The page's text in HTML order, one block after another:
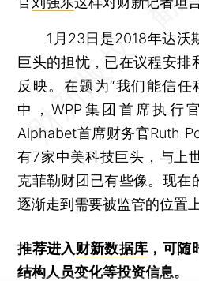
1月23日是2018年达沃
巨头的担忧，已在议程安排
反映。在题为“我们能信任
中，WPP集团首席执行
Alphabet首席财务官Ruth
有7家中美科技巨头，与上
克菲勒财团已有些像。现在
逐渐走到需要被监管的位置上
推荐进入财新数据库 ，可随
结构人员变化等投资信息。